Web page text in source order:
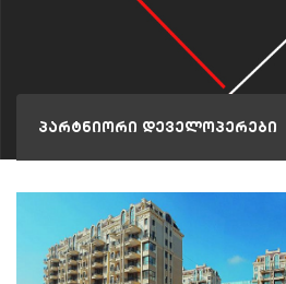
პარტნიორი დეველოპერები